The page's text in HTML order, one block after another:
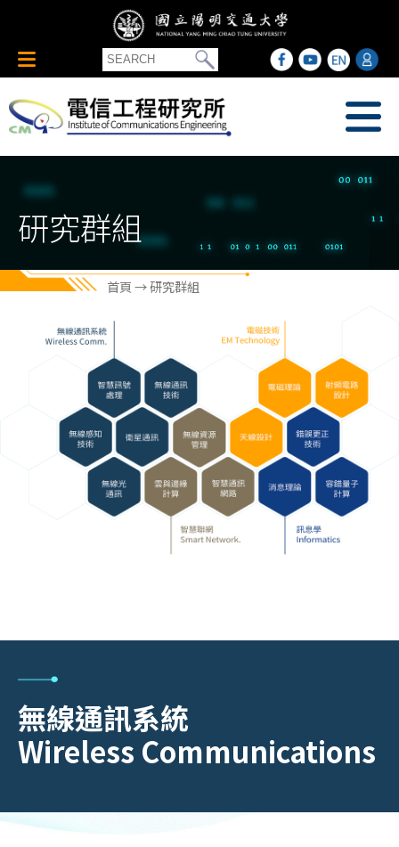
研究群組
首頁→ 研究群組
無線通訊系統
Wireless Communications